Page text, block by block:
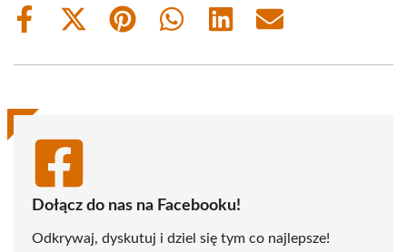
Share
Share
(Twitter)
Share
Share
Share
Share
Dołącz do nas na Facebooku!
Odkrywaj, dyskutuj i dziel się tym co najlepsze!